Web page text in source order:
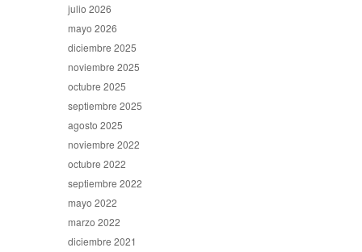
julio 2026
mayo 2026
diciembre 2025
noviembre 2025
octubre 2025
septiembre 2025
agosto 2025
noviembre 2022
octubre 2022
septiembre 2022
mayo 2022
marzo 2022
diciembre 2021